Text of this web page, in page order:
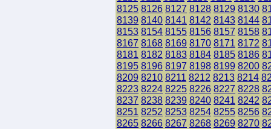
8125 8126 8127 8128 8129 8130
8139 8140 8141 8142 8143 8144
8153 8154 8155 8156 8157 8158
8167 8168 8169 8170 8171 8172
8181 8182 8183 8184 8185 8186
8195 8196 8197 8198 8199 8200
8209 8210 8211 8212 8213 8214
8223 8224 8225 8226 8227 8228
8237 8238 8239 8240 8241 8242
8251 8252 8253 8254 8255 8256
8265 8266 8267 8268 8269 8270